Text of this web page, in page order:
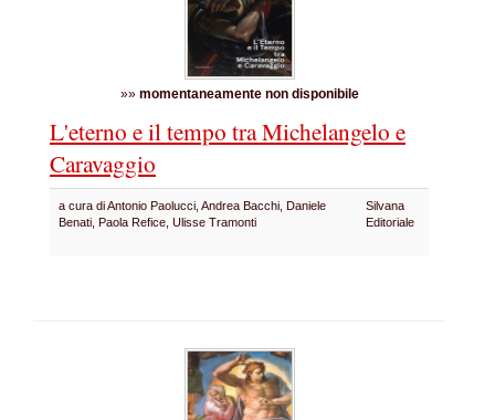
»» momentaneamente non disponibile
L'eterno e il tempo tra Michelangelo e
Caravaggio
a cura di Antonio Paolucci, Andrea Bacchi, Daniele
Benati, Paola Refice, Ulisse Tramonti
Silvana
Editoriale